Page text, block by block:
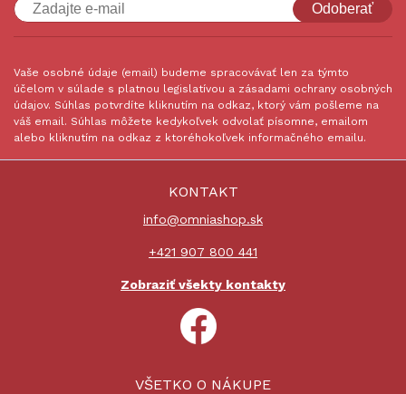
Odoberať
Vaše osobné údaje (email) budeme spracovávať len za týmto
účelom v súlade s platnou legislatívou a zásadami ochrany osobných
údajov. Súhlas potvrdíte kliknutím na odkaz, ktorý vám pošleme na
váš email. Súhlas môžete kedykoľvek odvolať písomne, emailom
alebo kliknutím na odkaz z ktoréhokoľvek informačného emailu.
KONTAKT
info@omniashop.sk
+421 907 800 441
Zobraziť všekty kontakty
VŠETKO O NÁKUPE